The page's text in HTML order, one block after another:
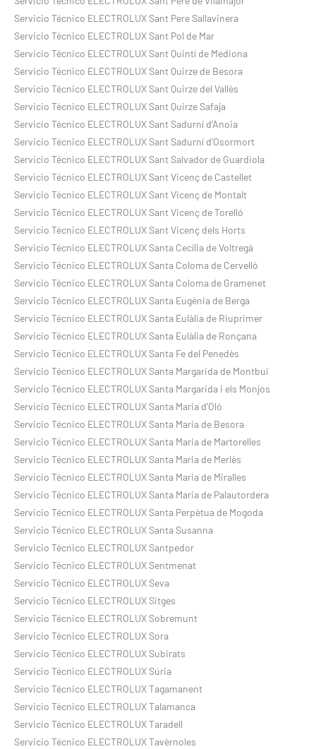
Servicio Técnico ELECTROLUX Sant Pere Sallavinera
Servicio Técnico ELECTROLUX Sant Pol de Mar
Servicio Técnico ELECTROLUX Sant Quintí de Mediona
Servicio Técnico ELECTROLUX Sant Quirze de Besora
Servicio Técnico ELECTROLUX Sant Quirze del Vallès
Servicio Técnico ELECTROLUX Sant Quirze Safaja
Servicio Técnico ELECTROLUX Sant Sadurní d’Anoia
Servicio Técnico ELECTROLUX Sant Sadurní d’Osormort
Servicio Técnico ELECTROLUX Sant Salvador de Guardiola
Servicio Técnico ELECTROLUX Sant Vicenç de Castellet
Servicio Técnico ELECTROLUX Sant Vicenç de Montalt
Servicio Técnico ELECTROLUX Sant Vicenç de Torelló
Servicio Técnico ELECTROLUX Sant Vicenç dels Horts
Servicio Técnico ELECTROLUX Santa Cecília de Voltregà
Servicio Técnico ELECTROLUX Santa Coloma de Cervelló
Servicio Técnico ELECTROLUX Santa Coloma de Gramenet
Servicio Técnico ELECTROLUX Santa Eugènia de Berga
Servicio Técnico ELECTROLUX Santa Eulàlia de Riuprimer
Servicio Técnico ELECTROLUX Santa Eulàlia de Ronçana
Servicio Técnico ELECTROLUX Santa Fe del Penedès
Servicio Técnico ELECTROLUX Santa Margarida de Montbui
Servicio Técnico ELECTROLUX Santa Margarida i els Monjos
Servicio Técnico ELECTROLUX Santa Maria d’Oló
Servicio Técnico ELECTROLUX Santa Maria de Besora
Servicio Técnico ELECTROLUX Santa Maria de Martorelles
Servicio Técnico ELECTROLUX Santa Maria de Merlès
Servicio Técnico ELECTROLUX Santa Maria de Miralles
Servicio Técnico ELECTROLUX Santa Maria de Palautordera
Servicio Técnico ELECTROLUX Santa Perpètua de Mogoda
Servicio Técnico ELECTROLUX Santa Susanna
Servicio Técnico ELECTROLUX Santpedor
Servicio Técnico ELECTROLUX Sentmenat
Servicio Técnico ELECTROLUX Seva
Servicio Técnico ELECTROLUX Sitges
Servicio Técnico ELECTROLUX Sobremunt
Servicio Técnico ELECTROLUX Sora
Servicio Técnico ELECTROLUX Subirats
Servicio Técnico ELECTROLUX Súria
Servicio Técnico ELECTROLUX Tagamanent
Servicio Técnico ELECTROLUX Talamanca
Servicio Técnico ELECTROLUX Taradell
Servicio Técnico ELECTROLUX Tavèrnoles